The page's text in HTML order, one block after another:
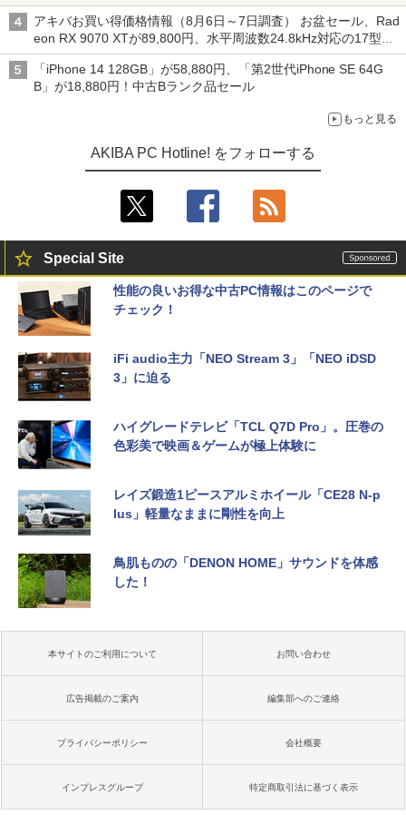
アキバお買い得価格情報（8月6日～7日調査） お盆セール、Rad
eon RX 9070 XTが89,800円、水平周波数24.8kHz対応の17型モ
ニターが9,801円、暑さ指数連動セール ほか
「iPhone 14 128GB」が58,880円、「第2世代iPhone SE 64G
B」が18,880円！中古Bランク品セール
もっと見る
AKIBA PC Hotline! をフォローする
Special Site
性能の良いお得な中古PC情報はこのページで
チェック！
iFi audio主力「NEO Stream 3」「NEO iDSD
3」に迫る
ハイグレードテレビ「TCL Q7D Pro」。圧巻の
色彩美で映画＆ゲームが極上体験に
レイズ鍛造1ピースアルミホイール「CE28 N-p
lus」軽量なままに剛性を向上
鳥肌ものの「DENON HOME」サウンドを体感
した！
本サイトのご利用について お問い合わせ
広告掲載のご案内 編集部へのご連絡
プライバシーポリシー 会社概要
インプレスグループ 特定商取引法に基づく表示